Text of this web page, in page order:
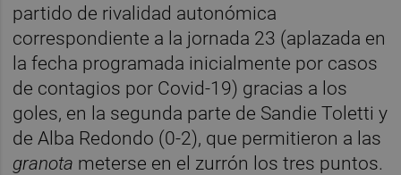
partido de rivalidad autonómica
correspondiente a la jornada 23 (aplazada en
la fecha programada inicialmente por casos
de contagios por Covid-19) gracias a los
goles, en la segunda parte de Sandie Toletti y
de Alba Redondo (0-2), que permitieron a las
granota meterse en el zurrón los tres puntos.